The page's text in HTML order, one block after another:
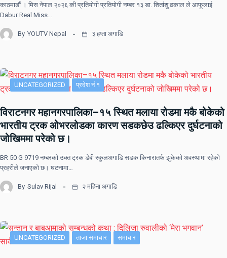
काठमाडौं । मिस नेपाल २०२६ की प्रतियोगी प्रतियोगी नम्बर १३ डा. शितांशु ढकाल ले आफूलाई
Dabur Real Miss…
By YOUTV Nepal ३ हप्ता अगाडि
UNCATEGORIZED प्रदेश नं १
विराटनगर महानगरपालिका–१५ स्थित मलाया रोडमा मकै बोकेको
भारतीय ट्रक ओभरलोडका कारण सडकछेउ ढल्किएर दुर्घटनाको
जोखिममा परेको छ।
BR 50 G 9719 नम्बरको उक्त ट्रक डेबी स्कुलअगाडि सडक किनारातर्फ झुकेको अवस्थामा रहेको
प्रहरीले जनाएको छ। घटनामा…
By Sulav Rijal २ महिना अगाडि
UNCATEGORIZED ताजा समाचार समाचार